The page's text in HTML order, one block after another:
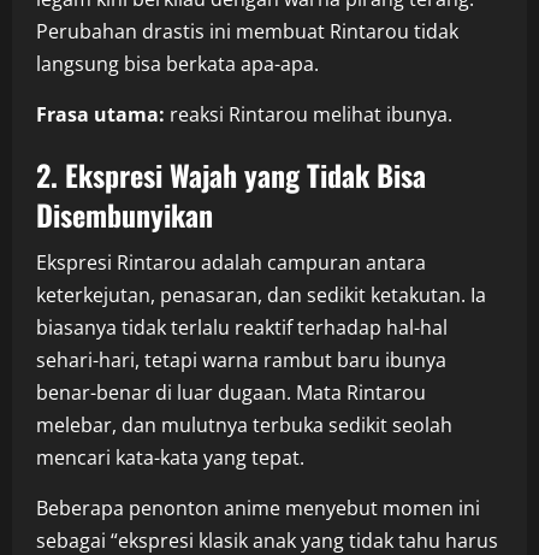
Perubahan drastis ini membuat Rintarou tidak
langsung bisa berkata apa-apa.
Frasa utama: reaksi Rintarou melihat ibunya.
2. Ekspresi Wajah yang Tidak Bisa
Disembunyikan
Ekspresi Rintarou adalah campuran antara
keterkejutan, penasaran, dan sedikit ketakutan. Ia
biasanya tidak terlalu reaktif terhadap hal-hal
sehari-hari, tetapi warna rambut baru ibunya
benar-benar di luar dugaan. Mata Rintarou
melebar, dan mulutnya terbuka sedikit seolah
mencari kata-kata yang tepat.
Beberapa penonton anime menyebut momen ini
sebagai “ekspresi klasik anak yang tidak tahu harus